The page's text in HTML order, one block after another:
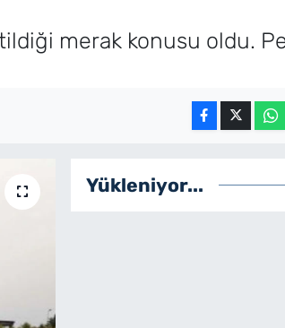
merak konusu oldu.
Yükleniyor...